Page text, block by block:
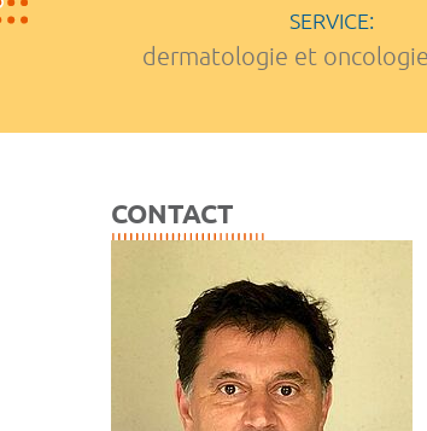
SERVICE:
dermatologie et
CONTACT